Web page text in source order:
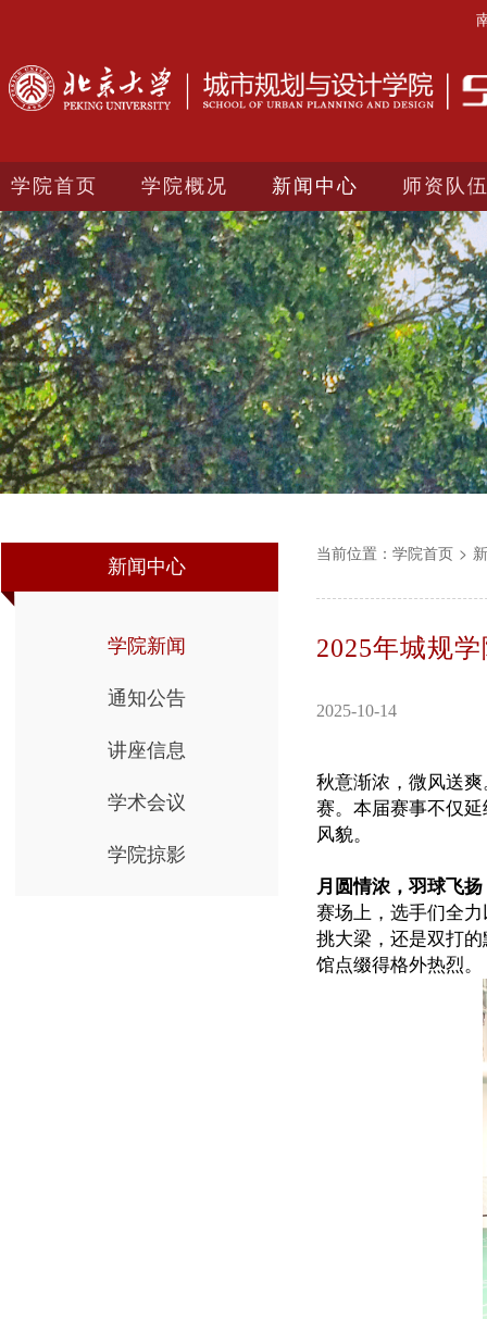
学院首页 学院概况 新闻中心 师资队
新闻中心
学院新闻
通知公告
讲座信息
学术会议
学院掠影
当前位置： 学院首页 >
2025年城规
2025-10-14
秋意渐浓，微风送
赛。本届赛事不仅
风貌。
月圆情浓，羽球飞扬
赛场上，选手们全
挑大梁，还是双打
馆点缀得格外热烈。